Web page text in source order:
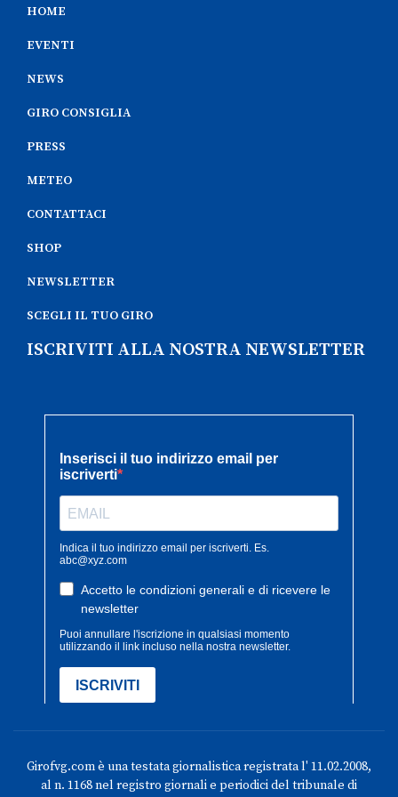
HOME
EVENTI
NEWS
GIRO CONSIGLIA
PRESS
METEO
CONTATTACI
SHOP
NEWSLETTER
SCEGLI IL TUO GIRO
ISCRIVITI ALLA NOSTRA NEWSLETTER
Girofvg.com è una testata giornalistica registrata l' 11.02.2008,
al n. 1168 nel registro giornali e periodici del tribunale di